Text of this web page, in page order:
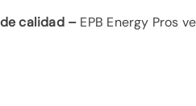
calidad – EPB Energy Pros